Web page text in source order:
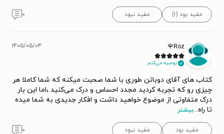
مفید بود (۱) مفید نبود ۰
Roz🌹
توصیه می‌کنم.
۱۴۰۵/۰۵/۰۴
کتاب های آقای دوباتن طوری با شما صحبت میکنه که شما کاملا هر
چیزی رو که تجربه کردید مجدد احساس و درک می‌کنید ،اما این بار
درک متفاوتی از موضوع خواهید داشت و افکار جدیدی به شما میده
تا راه...بیشتر
مفید بود مفید نبود ۰